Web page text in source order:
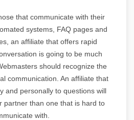
that communicate with their
systems, FAQ pages and
an affiliate that offers rapid
is going to be much
should recognize the
communication. An affiliate that
and personally to questions will
partner than one that is hard to
with.